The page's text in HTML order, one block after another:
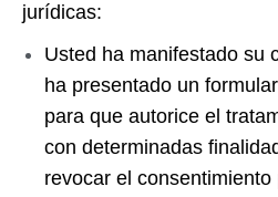
jurídicas:
Usted ha manifestado su
ha presentado un
para que autorice el
con determinadas
revocar el